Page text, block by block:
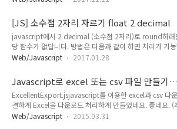
Regular Expression Based Implementation ]
String.prototype.replaceAll = function(search,
replacement) { var target = this; return
RegExp(search, 'g'), replacement); }; [ Split and Join
(Functional) Implementa..
[JS] 소수점 2자리 자르기 float 2 decimal
javascript에서 2 decimal (소수점 2자리)로 round하려
당 함수가 없답니다. 방법은 다음과 같이 하면 처리가 가
다. [방법1] 곱셈 나눗셈 방식 Math.round(num * 100) /
http://stackoverflow.com/questions/11832914/
to-at-most-2-decimal-places [방법2] .toFixed()를 이
소수점 반올림 var twoPlacedFloat =
parseFloat(yourString).toFixed(2) 결과 값 >>
Web/Javascript 2017.01.28
Javascript로 excel 또는 csv 파일 만들기
(ExcellentExport.js 2.0) Edge 브라우저
ExcellentExport.jsjavascript를 이용한 excel과 csv 다
결하게 Excel을 다운로드 처리하게 만들었네요. 좋네요
1.4버전에서는 Microsoft Edge Browser에서 다운로드가
Web/Javascript 2015.03.31